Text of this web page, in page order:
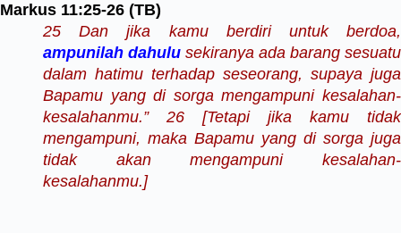
Markus 11:25-26 (TB)
25 Dan jika kamu berdiri untuk berdoa,
ampunilah dahulu sekiranya ada barang sesuatu
dalam hatimu terhadap seseorang, supaya juga
Bapamu yang di sorga mengampuni kesalahan-
kesalahanmu.” 26 [Tetapi jika kamu tidak
mengampuni, maka Bapamu yang di sorga juga
tidak akan mengampuni kesalahan-
kesalahanmu.]